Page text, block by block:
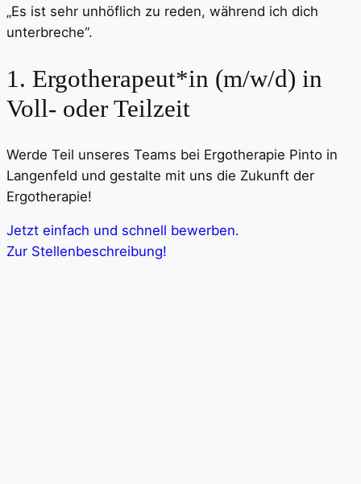
„Es ist sehr unhöflich zu reden, während ich dich
unterbreche“.
1. Ergotherapeut*in (m/w/d) in
Voll- oder Teilzeit
Werde Teil unseres Teams bei Ergotherapie Pinto in
Langenfeld und gestalte mit uns die Zukunft der
Ergotherapie!
Jetzt einfach und schnell bewerben.
Zur Stellenbeschreibung!